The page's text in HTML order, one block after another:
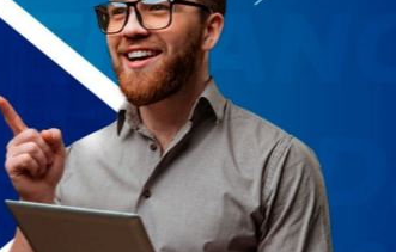
tem
com
digital,